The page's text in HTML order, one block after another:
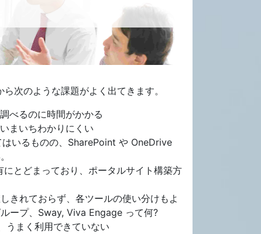
次のような課題がよく出てきます。
べるのに時間がかかる
まいちわかりにくい
いるものの、SharePoint や OneDrive
とどまっており、ポータルサイト構築方
きれておらず、各ツールの使い分けもよ
ープ、Sway, Viva Engage って何?
まく利用できていない